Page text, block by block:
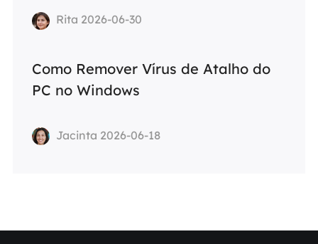
Rita 2026-06-30
Como Remover Vírus de Atalho do
PC no Windows
Jacinta 2026-06-18